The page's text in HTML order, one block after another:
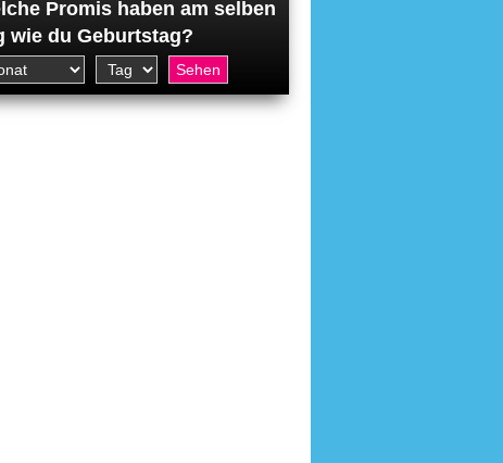
Promis haben am selben
wie du Geburtstag?